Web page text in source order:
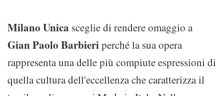
Milano Unica sceglie di rendere omaggio a
Gian Paolo Barbieriperché la sua opera
rappresenta una delle più compiute espressioni di
quella cultura dell'eccellenza che caratterizza il